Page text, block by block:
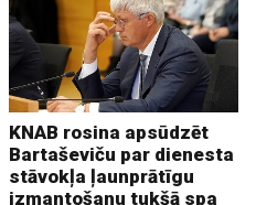
KNAB rosina apsūdzēt
Bartaševiču par dienesta
stāvokļa ļaunprātīgu
izmantošanu tukšā spa